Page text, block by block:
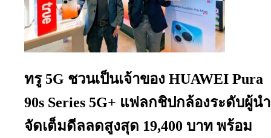
ทรู 5G ชวนเป็นเจ้าของ HUAWEI Pura
90s Series 5G+ แฟลกชิปกล้องระดับผู้นำ
จัดเต็มดีลลดสูงสุด 19,400 บาท พร้อม